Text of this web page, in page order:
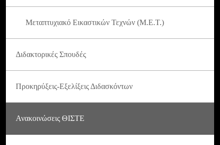
Μεταπτυχιακό Εικαστικών Τεχνών (Μ.Ε.Τ.)
Διδακτορικές Σπουδές
Προκηρύξεις-Εξελίξεις Διδασκόντων
Ανακοινώσεις ΘΙΣΤΕ